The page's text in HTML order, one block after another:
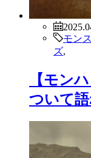
モン
ズ
【モン
ついて語